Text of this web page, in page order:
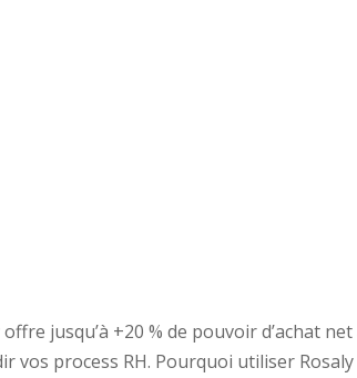
jusqu’à +20 % de pouvoir d’achat
vos process RH. Pourquoi utiliser Rosaly